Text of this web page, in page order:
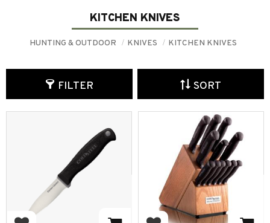
KITCHEN KNIVES
HUNTING & OUTDOOR KNIVES KITCHEN KNIVES
FILTER SORT